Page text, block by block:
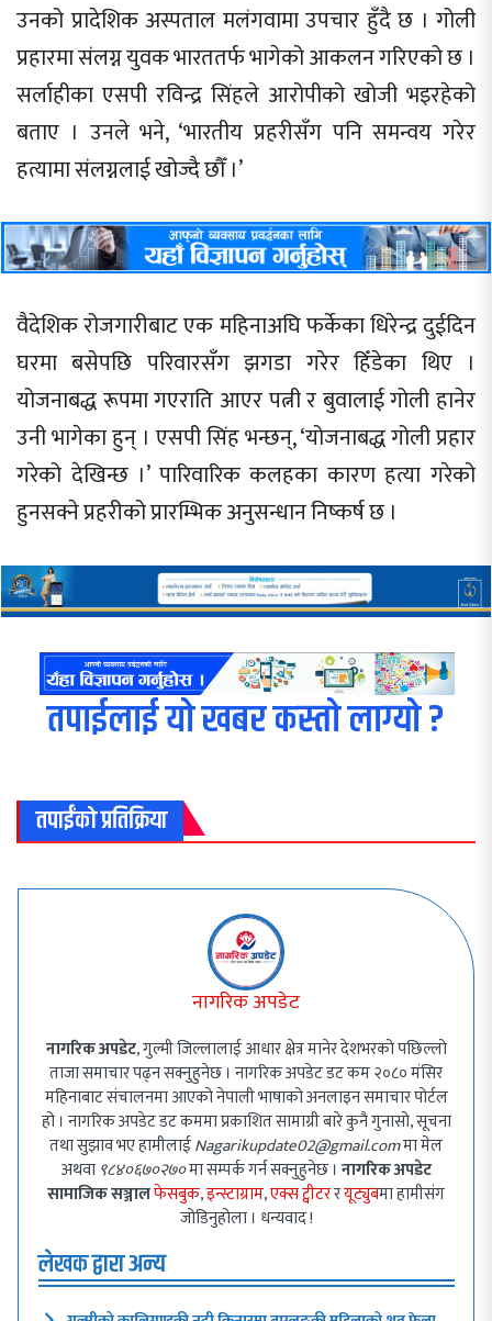
उनको प्रादेशिक अस्पताल मलंगवामा उपचार हुँदै छ । गोली
प्रहारमा संलग्न युवक भारततर्फ भागेको आकलन गरिएको छ ।
सर्लाहीका एसपी रविन्द्र सिंहले आरोपीको खोजी भइरहेको
बताए । उनले भने, ‘भारतीय प्रहरीसँग पनि समन्वय गरेर
हत्यामा संलग्नलाई खोज्दै छौँ ।’
वैदेशिक रोजगारीबाट एक महिनाअघि फर्केका धिरेन्द्र दुईदिन
घरमा बसेपछि परिवारसँग झगडा गरेर हिँडेका थिए ।
योजनाबद्ध रूपमा गएराति आएर पत्नी र बुवालाई गोली हानेर
उनी भागेका हुन् । एसपी सिंह भन्छन्, ‘योजनाबद्ध गोली प्रहार
गरेको देखिन्छ ।’ पारिवारिक कलहका कारण हत्या गरेको
हुनसक्ने प्रहरीको प्रारम्भिक अनुसन्धान निष्कर्ष छ ।
तपाईलाई यो खबर कस्तो लाग्यो ?
तपाईंको प्रतिक्रिया
नागरिक अपडेट
नागरिक अपडेट, गुल्मी जिल्लालाई आधार क्षेत्र मानेर देशभरको पछिल्लो
ताजा समाचार पढ्न सक्नुहुनेछ । नागरिक अपडेट डट कम २०८० मंसिर
महिनाबाट संचालनमा आएको नेपाली भाषाको अनलाइन समाचार पोर्टल
हो । नागरिक अपडेट डट कममा प्रकाशित सामाग्री बारे कुनै गुनासो, सूचना
तथा सुझाव भए हामीलाईNagarikupdate02@gmail.comमा मेल
अथवा ९८४०६७०२७०मा सम्पर्क गर्न सक्नुहुनेछ । नागरिक अपडेट
सामाजिक सञ्जालफेसबुक,इन्स्टाग्राम,एक्स ट्वीटररयूट्युबमा हामीसंग
जोडिनुहोला । धन्यवाद !
लेखक द्वारा अन्य